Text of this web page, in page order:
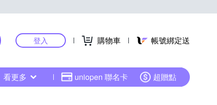
登入 購物車 帳號綁定送
看更多 uniopen 聯名卡 超贈點